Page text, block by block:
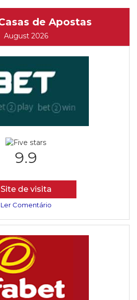
de Apostas
August 2026
9.9
Site de visita
Ler Comentário